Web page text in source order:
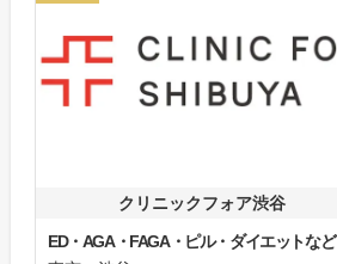
クリニックフォア渋谷
ED・AGA・FAGA・ピル・ダイエットなど